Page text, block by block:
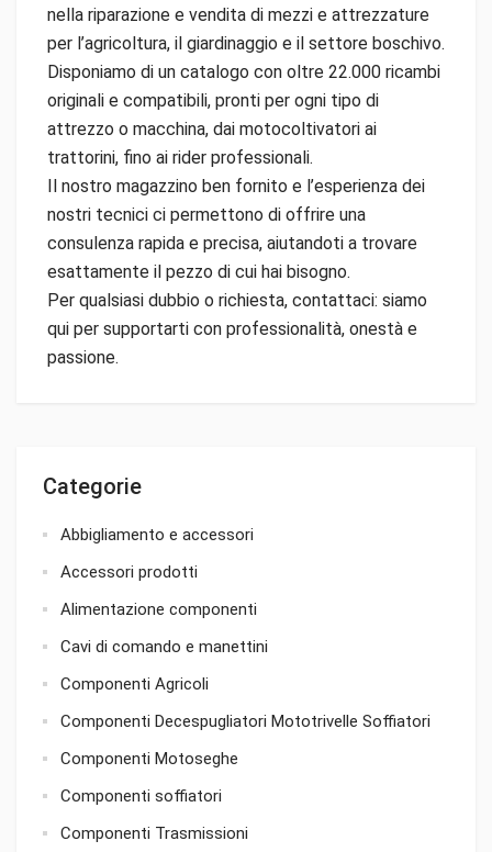
Categorie
Abbigliamento e accessori
Accessori prodotti
Alimentazione componenti
Cavi di comando e manettini
Componenti Agricoli
Componenti Decespugliatori Mototrivelle Soffiatori
Componenti Motoseghe
Componenti soffiatori
Componenti Trasmissioni
nella riparazione e vendita di mezzi e attrezzature
per l’agricoltura, il giardinaggio e il settore boschivo.
Disponiamo di un catalogo con oltre 22.000 ricambi
originali e compatibili, pronti per ogni tipo di
attrezzo o macchina, dai motocoltivatori ai
trattorini, fino ai rider professionali.
Il nostro magazzino ben fornito e l’esperienza dei
nostri tecnici ci permettono di offrire una
consulenza rapida e precisa, aiutandoti a trovare
esattamente il pezzo di cui hai bisogno.
Per qualsiasi dubbio o richiesta, contattaci: siamo
qui per supportarti con professionalità, onestà e
passione.